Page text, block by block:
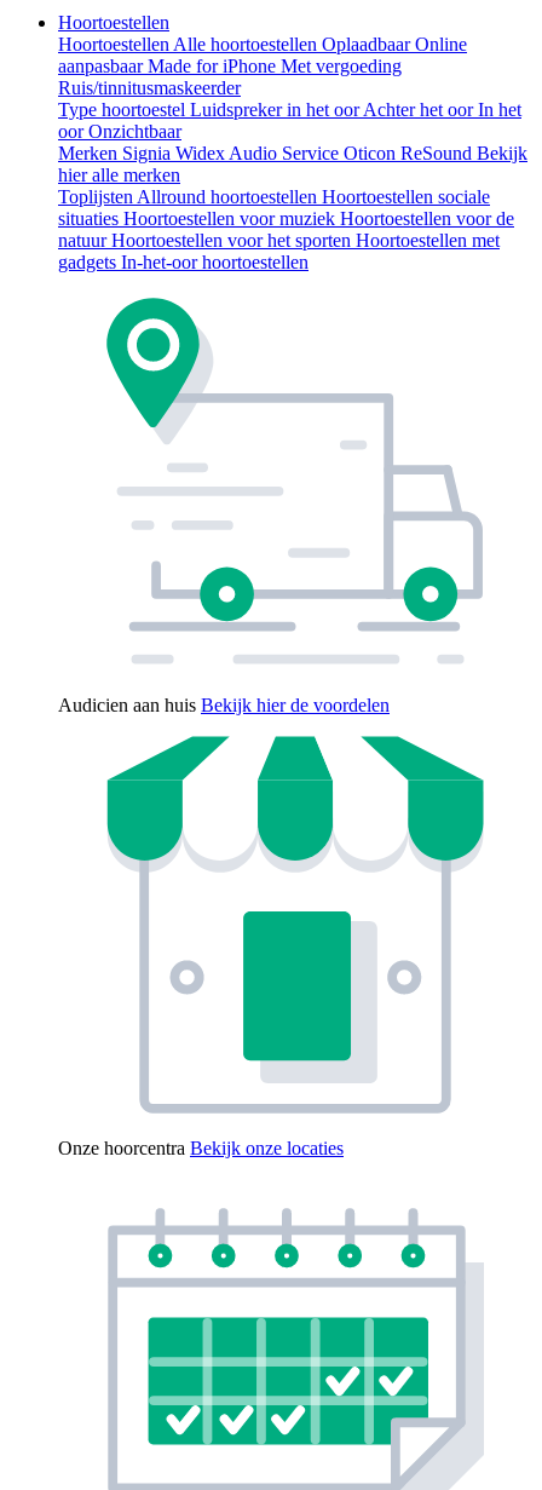
Hoortoestellen
HoortoestellenAlle hoortoestellen OplaadbaarOnline
aanpasbaarMade for iPhone Met vergoeding
Ruis/tinnitusmaskeerder
Type hoortoestel Luidspreker in het oorAchter het oorIn het
oorOnzichtbaar
Merken Signia WidexAudio Service Oticon ReSound Bekijk
hier alle merken
ToplijstenAllround hoortoestellen Hoortoestellen sociale
situaties Hoortoestellen voor muziek Hoortoestellen voor de
natuurHoortoestellen voor het sporten Hoortoestellen met
gadgets In-het-oor hoortoestellen
Audicien aan huis Bekijk hier de voordelen
Onze hoorcentra Bekijk onze locaties